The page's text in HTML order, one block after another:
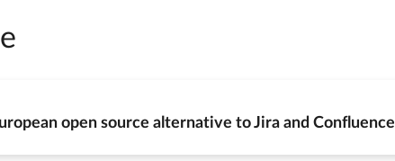
open source alternative to Jira and Confluence